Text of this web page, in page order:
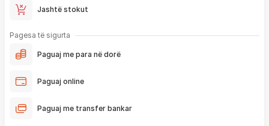
Jashtë stokut
Pagesa të sigurta
Paguaj me para në dorë
Paguaj online
Paguaj me transfer bankar